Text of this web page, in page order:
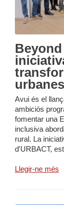
Avui és el
ambiciós
fomentar una
inclusiva
rural. La
d'URBACT,
Llegir-ne més